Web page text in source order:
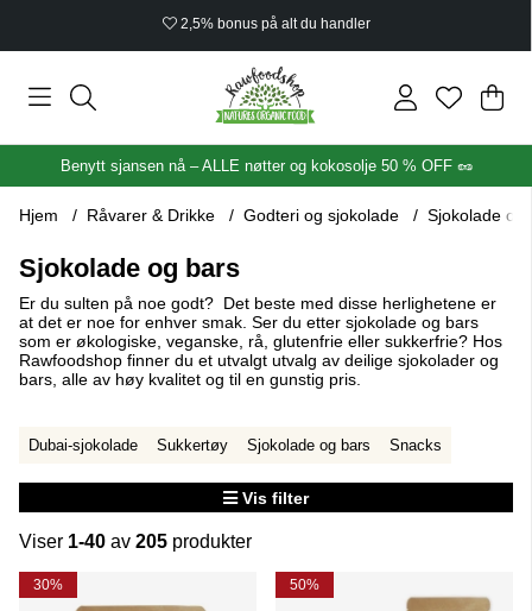
Økologisk sertifisert
.
Benytt sjansen nå – ALLE nøtter og kokosolje 50 % OFF 🥜
Hjem Råvarer & Drikke Godteri og sjokolade Sjokolade og
Sjokolade og bars
Er du sulten på noe godt? Det beste med disse herlighetene er
at det er noe for enhver smak. Ser du etter sjokolade og bars
som er økologiske, veganske, rå, glutenfrie eller sukkerfrie? Hos
Rawfoodshop finner du et utvalgt utvalg av deilige sjokolader og
bars, alle av høy kvalitet og til en gunstig pris.
Dubai-sjokolade Sukkertøy Sjokolade og bars Snacks
Vis filter
Viser 1-40 av 205 produkter
Produkter
30% 50%